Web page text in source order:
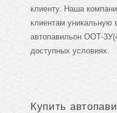
клиенту. Наша
клиентам уникальную
автопавильон ООТ-
доступных условиях.
Купить